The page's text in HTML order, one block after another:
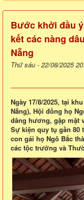
Bước khởi đầu
kết các nàng
Nẵng
Thứ sáu - 22/08/2025
Ngày 17/8/2025, tại
Nẵng), Hội đồng họ
dâng hương, gặp mặt
Sự kiện quy tụ gần 80
con gái họ Ngô Bắc
các tộc trưởng và